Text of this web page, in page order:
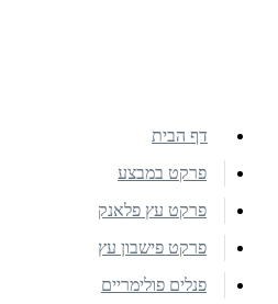
דף הבית
פרקט במבצע
פרקט עץ פלאנק
פרקט פישבון עץ
פנלים פולימריים